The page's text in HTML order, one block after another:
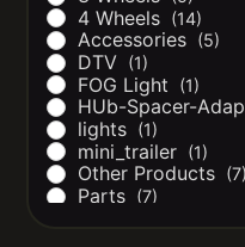
4 Wheels (14)
Accessories (5)
DTV (1)
FOG Light (1)
HUb-Spacer-
lights (1)
mini_trailer (1)
Other Products (7)
Parts (7)